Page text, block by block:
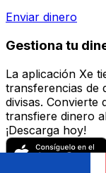
Enviar dinero
Gestiona tu
La aplicación Xe
transferencias de
divisas. Convierte
transfiere dinero
¡Descarga hoy!